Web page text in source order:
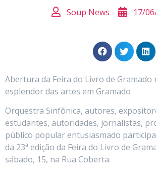
Soup News 17/
Abertura da Feira do Livro de Gramado
esplendor das artes em Gramado
Orquestra Sinfônica, autores,
estudantes, autoridades, jornalistas,
público popular entusiasmado
da 23ª edição da Feira do Livro de
sábado, 15, na Rua Coberta.